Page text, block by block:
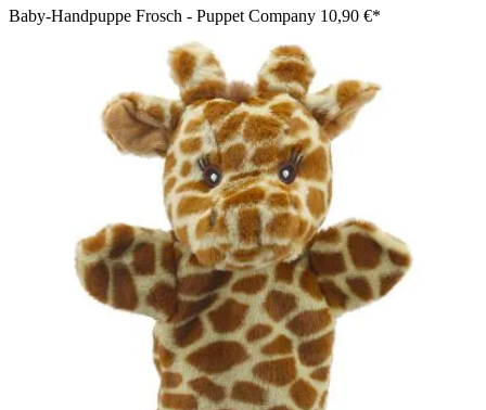
Baby-Handpuppe Frosch - Puppet Company 10,90 €*